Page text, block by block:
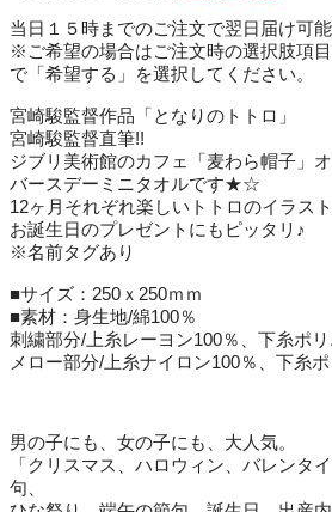
当日１５時までのご注文で翌日届け可能
※ご希望の場合はご注文時の選択肢項目
で「希望する」を選択してください。
宮崎駿監督作品「となりのトトロ」
宮崎駿監督直筆!!
ジブリ美術館のカフェ「麦わら帽子」
バースデーミニタオルです★☆
12ヶ月それぞれ楽しいトトロのイラス
お誕生日のプレゼントにもピッタリ♪
※名前タグあり
■サイズ：250ｘ250ｍｍ
■素材：身生地/綿100％
刺繍部分/上糸レーヨン100％、下糸ポ
メロー部分/上糸ナイロン100％、下糸
男の子にも、女の子にも、大人気。
「クリスマス、ハロウィン、バレンタ
句、